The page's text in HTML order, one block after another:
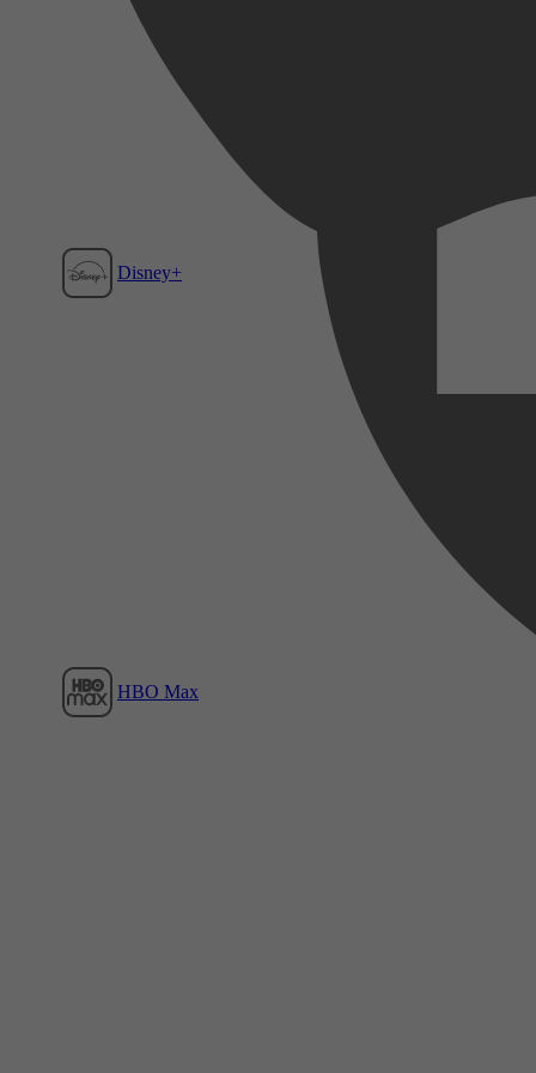
Disney+
HBO Max